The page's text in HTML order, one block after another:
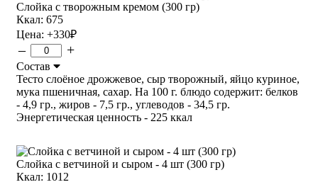
Слойка с творожным кремом (300 гр)
Ккал: 675
Цена: +330₽
– +
Состав
Тесто слоёное дрожжевое, сыр творожный, яйцо куриное,
мука пшеничная, сахар. На 100 г. блюдо содержит: белков
- 4,9 гр., жиров - 7,5 гр., углеводов - 34,5 гр.
Энергетическая ценность - 225 ккал
Слойка с ветчиной и сыром - 4 шт (300 гр)
Ккал: 1012